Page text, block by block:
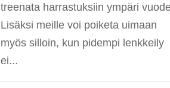
treenata harrastuksiin ympäri
Lisäksi meille voi poiketa uimaan
myös silloin, kun pidempi lenkkeily
ei...